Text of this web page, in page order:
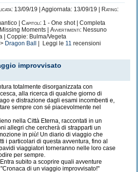
13/09/19 | Aggiornata: 13/09/19 |
Rating:
| Capitoli: 1 - One shot | Completa
Missing Moments | Avvertimenti: Nessuno
| Coppie: Bulma/Vegeta
> Dragon Ball | Leggi le 11 recensioni
improvvisato
totalmente disorganizzata con
alla ricerca di qualche giorno di
e distrazione dagli esami incombenti e,
sempre con sé piacevolmente nel
nella Città Eterna, raccontati in un
allegri che cercherà di strapparti un
in più! Un diario di viaggio che
i particolari di questa avventura, fino al
viaggiatori torneranno nelle loro case
per sempre.
subito a scoprire quali avventure
di un viaggio improvvisato!"